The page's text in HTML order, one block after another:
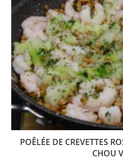
POÊLÉE DE CREVETTES
CHOU